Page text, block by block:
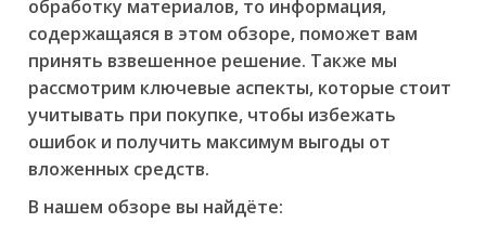
обработку материалов, то информация,
содержащаяся в этом обзоре, поможет вам
принять взвешенное решение. Также мы
рассмотрим ключевые аспекты, которые стоит
учитывать при покупке, чтобы избежать
ошибок и получить максимум выгоды от
вложенных средств.
В нашем обзоре вы найдёте: